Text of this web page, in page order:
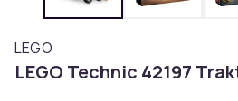
LEGO
LEGO Technic 42197